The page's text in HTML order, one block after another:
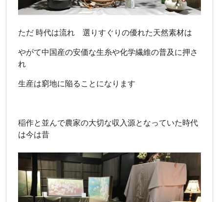
ただ 時代は流れ 選りすぐりの優れた天然素材は
やがて中国産の安価な生糸や化学繊維の普及に押さ
れ
生産は窮地に陥ることになります
稲作と並んで農家の大切な収入源となっていた時代
は今は昔